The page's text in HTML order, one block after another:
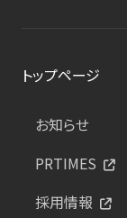
トップページ
お知らせ
PRTIMES
採用情報